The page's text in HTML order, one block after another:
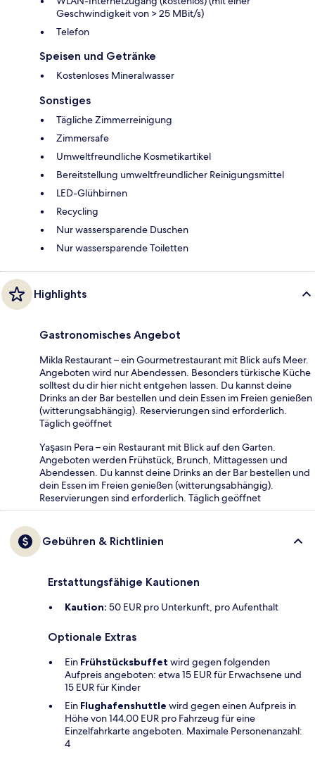
Geschwindigkeit von > 25 MBit/s)
Telefon
Speisen und Getränke
Kostenloses Mineralwasser
Sonstiges
Tägliche Zimmerreinigung
Zimmersafe
Umweltfreundliche Kosmetikartikel
Bereitstellung umweltfreundlicher Reinigungsmittel
LED-Glühbirnen
Recycling
Nur wassersparende Duschen
Nur wassersparende Toiletten
Highlights
Gastronomisches Angebot
Mikla Restaurant – ein Gourmetrestaurant mit Blick aufs Meer.
Angeboten wird nur Abendessen. Besonders türkische Küche
solltest du dir hier nicht entgehen lassen. Du kannst deine
Drinks an der Bar bestellen und dein Essen im Freien genießen
(witterungsabhängig). Reservierungen sind erforderlich.
Täglich geöffnet
Yaşasın Pera – ein Restaurant mit Blick auf den Garten.
Angeboten werden Frühstück, Brunch, Mittagessen und
Abendessen. Du kannst deine Drinks an der Bar bestellen und
dein Essen im Freien genießen (witterungsabhängig).
Reservierungen sind erforderlich. Täglich geöffnet
Gebühren & Richtlinien
Erstattungsfähige Kautionen
Kaution: 50 EUR pro Unterkunft, pro Aufenthalt
Optionale Extras
Ein Frühstücksbuffet wird gegen folgenden
Aufpreis angeboten: etwa 15 EUR für Erwachsene und
15 EUR für Kinder
Ein Flughafenshuttle wird gegen einen Aufpreis in
Höhe von 144.00 EUR pro Fahrzeug für eine
Einzelfahrkarte angeboten. Maximale Personenanzahl:
4